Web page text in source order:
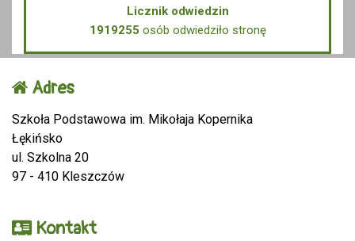
Licznik odwiedzin
1919255 osób odwiedziło stronę
Adres
Szkoła Podstawowa im. Mikołaja Kopernika
Łękińsko
ul. Szkolna 20
97 - 410 Kleszczów
Kontakt